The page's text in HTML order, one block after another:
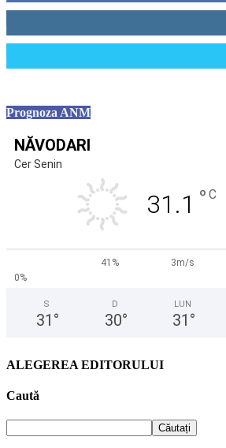
Prognoza ANM
NĂVODARI
Cer Senin
31.1 ° C
41%
3m/s
0%
S
31 °
D
30°
LUN
31 °
ALEGEREA EDITORULUI
Caută